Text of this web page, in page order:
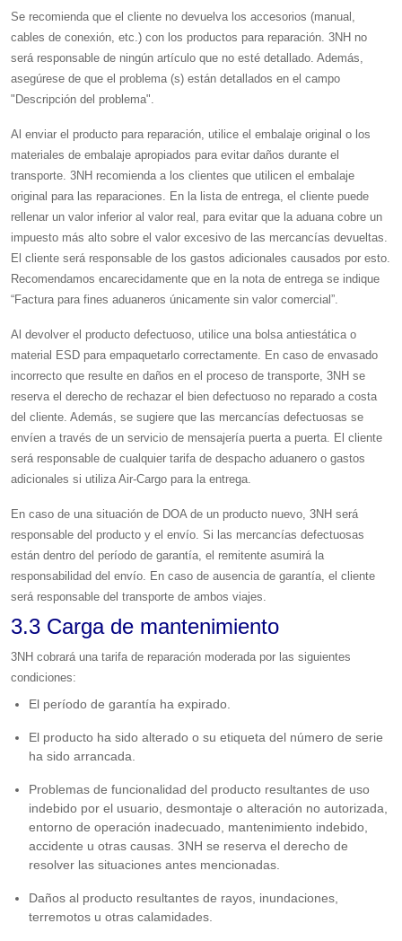
Se recomienda que el cliente no devuelva los accesorios (manual,
cables de conexión, etc.) con los productos para reparación. 3NH no
será responsable de ningún artículo que no esté detallado. Además,
asegúrese de que el problema (s) están detallados en el campo
"Descripción del problema".
Al enviar el producto para reparación, utilice el embalaje original o los
materiales de embalaje apropiados para evitar daños durante el
transporte. 3NH recomienda a los clientes que utilicen el embalaje
original para las reparaciones. En la lista de entrega, el cliente puede
rellenar un valor inferior al valor real, para evitar que la aduana cobre un
impuesto más alto sobre el valor excesivo de las mercancías devueltas.
El cliente será responsable de los gastos adicionales causados por esto.
Recomendamos encarecidamente que en la nota de entrega se indique
“Factura para fines aduaneros únicamente sin valor comercial”.
Al devolver el producto defectuoso, utilice una bolsa antiestática o
material ESD para empaquetarlo correctamente. En caso de envasado
incorrecto que resulte en daños en el proceso de transporte, 3NH se
reserva el derecho de rechazar el bien defectuoso no reparado a costa
del cliente. Además, se sugiere que las mercancías defectuosas se
envíen a través de un servicio de mensajería puerta a puerta. El cliente
será responsable de cualquier tarifa de despacho aduanero o gastos
adicionales si utiliza Air-Cargo para la entrega.
En caso de una situación de DOA de un producto nuevo, 3NH será
responsable del producto y el envío. Si las mercancías defectuosas
están dentro del período de garantía, el remitente asumirá la
responsabilidad del envío. En caso de ausencia de garantía, el cliente
será responsable del transporte de ambos viajes.
3.3 Carga de mantenimiento
3NH cobrará una tarifa de reparación moderada por las siguientes
condiciones:
El período de garantía ha expirado.
El producto ha sido alterado o su etiqueta del número de serie
ha sido arrancada.
Problemas de funcionalidad del producto resultantes de uso
indebido por el usuario, desmontaje o alteración no autorizada,
entorno de operación inadecuado, mantenimiento indebido,
accidente u otras causas. 3NH se reserva el derecho de
resolver las situaciones antes mencionadas.
Daños al producto resultantes de rayos, inundaciones,
terremotos u otras calamidades.